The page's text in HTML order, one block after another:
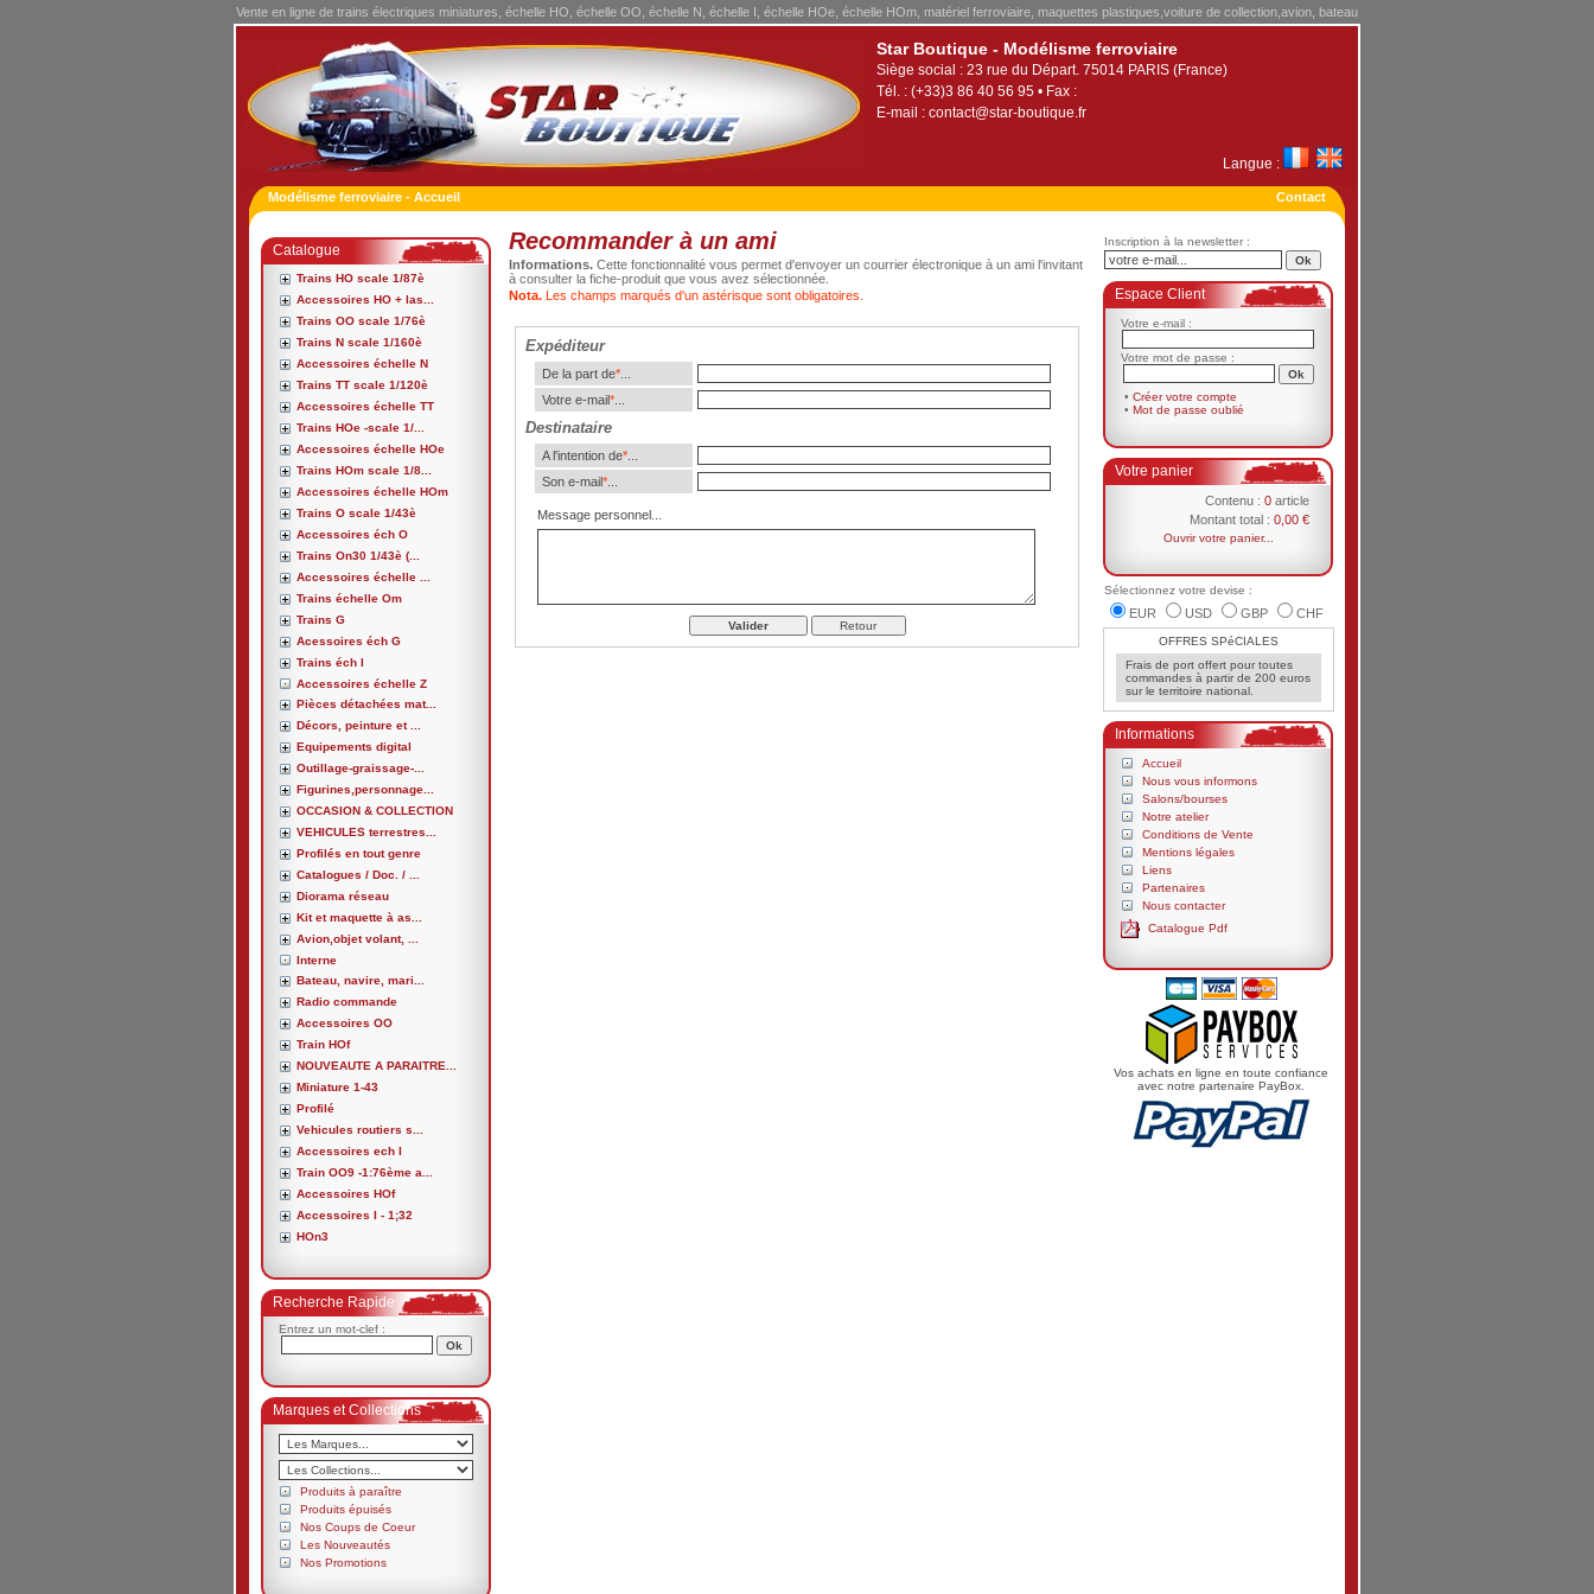
Vente en ligne de trains électriques miniatures, échelle HO, échelle OO, échelle N, échelle I, échelle HOe, échelle HOm, matériel ferroviaire, maquettes plastiques,voiture de collection,avion, bateau
Star Boutique - Modélisme ferroviaire
Siège social : 23 rue du Départ. 75014 PARIS (France)
Tél. : (+33)3 86 40 56 95 • Fax :
E-mail : contact@star-boutique.fr
Langue :
Modélisme ferroviaire - Accueil Contact
Catalogue
Trains HO scale 1/87è
Accessoires HO + las...
Trains OO scale 1/76è
Trains N scale 1/160è
Accessoires échelle N
Trains TT scale 1/120è
Accessoires échelle TT
Trains HOe -scale 1/...
Accessoires échelle HOe
Trains HOm scale 1/8...
Accessoires échelle HOm
Trains O scale 1/43è
Accessoires éch O
Trains On30 1/43è (...
Accessoires échelle ...
Trains échelle Om
Trains G
Acessoires éch G
Trains éch I
Accessoires échelle Z
Pièces détachées mat...
Décors, peinture et ...
Equipements digital
Outillage-graissage-...
Figurines,personnage...
OCCASION & COLLECTION
VEHICULES terrestres...
Profilés en tout genre
Catalogues / Doc. / ...
Diorama réseau
Kit et maquette à as...
Avion,objet volant, ...
Interne
Bateau, navire, mari...
Radio commande
Accessoires OO
Train HOf
NOUVEAUTE A PARAITRE...
Miniature 1-43
Profilé
Vehicules routiers s...
Accessoires ech I
Train OO9 -1:76ème a...
Accessoires HOf
Accessoires I - 1;32
HOn3
Recherche Rapide
Entrez un mot-clef :
Marques et Collections
Produits à paraître
Produits épuisés
Nos Coups de Coeur
Les Nouveautés
Nos Promotions
Recommander à un ami
Informations. Cette fonctionnalité vous permet d'envoyer un courrier électronique à un ami l'invitant
à consulter la fiche-produit que vous avez sélectionnée.
Nota. Les champs marqués d'un astérisque sont obligatoires.
Expéditeur
De la part de*...
Votre e-mail*...
Destinataire
A l'intention de*...
Son e-mail*...
Message personnel...
Inscription à la newsletter :
Espace Client
Votre e-mail :
Votre mot de passe :
• Créer votre compte
• Mot de passe oublié
Votre panier
Contenu : 0 article
Montant total : 0,00 €
Ouvrir votre panier...
Sélectionnez votre devise :
EUR USD GBP CHF
OFFRES SPéCIALES
Frais de port offert pour toutes
commandes à partir de 200 euros
sur le territoire national.
Informations
Accueil
Nous vous informons
Salons/bourses
Notre atelier
Conditions de Vente
Mentions légales
Liens
Partenaires
Nous contacter
Catalogue Pdf
Vos achats en ligne en toute confiance
avec notre partenaire PayBox.